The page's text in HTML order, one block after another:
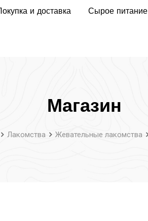
Покупка и доставка Сырое питание
Магазин
Лакомства Жевательные лакомства